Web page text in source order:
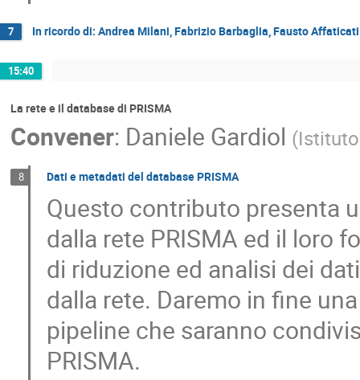
7 In ricordo di: Andrea Milani, Fabrizio Barbaglia, Fausto
15:40
La rete e il database di PRISMA
Convener: Daniele Gardiol (
8 Dati e metadati del database PRISMA
Questo contributo presenta
dalla rete PRISMA ed il loro
di riduzione ed analisi dei
dalla rete. Daremo in fine
pipeline che saranno
PRISMA.